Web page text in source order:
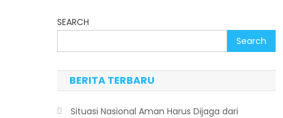
SEARCH
Search
BERITA TERBARU
Situasi Nasional Aman Harus Dijaga dari